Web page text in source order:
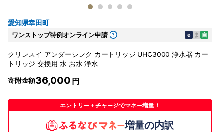
愛知県幸田町
ワンストップ特例オンライン申請 e ま 自
クリンスイ アンダーシンク カートリッジ UHC3000 浄水器 カー
トリッジ 交換用 水 お水 浄水
寄附金額36,000
エントリー＋チャージでマネー増量！
増量の内訳